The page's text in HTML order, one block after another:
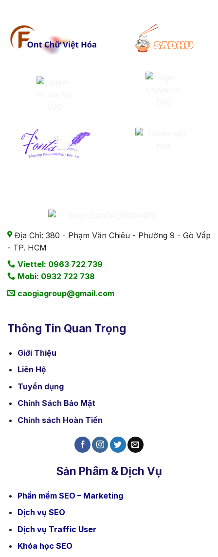
Địa Chỉ: 380 - Phạm Văn Chiêu - Phường 9 - Gò Vấp
- TP. HCM
Viettel: 0963 722 739
Mobi: 0932 722 738
caogiagroup@gmail.com
Thông Tin Quan Trọng
Giới Thiệu
Liên Hệ
Tuyển dụng
Chính Sách Bảo Mật
Chính sách Hoàn Tiền
Sản Phâm & Dịch Vụ
Phần mềm SEO – Marketing
Dịch vụ SEO
Dịch vụ Traffic User
Khóa học SEO